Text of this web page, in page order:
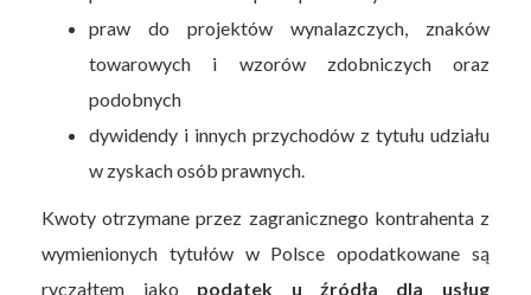
praw do projektów wynalazczych, znaków
towarowych i wzorów zdobniczych oraz
podobnych
dywidendy i innych przychodów z tytułu udziału
w zyskach osób prawnych.
Kwoty otrzymane przez zagranicznego kontrahenta z
wymienionych tytułów w Polsce opodatkowane są
ryczałtem jako podatek u źródła dla usług